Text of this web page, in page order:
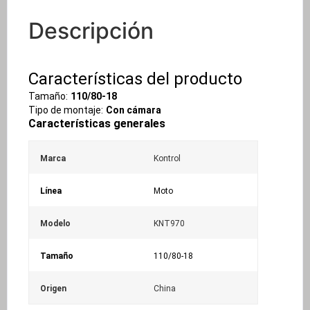
Descripción
Características del producto
Tamaño: 110/80-18
Tipo de montaje: Con cámara
Características generales
Marca Kontrol
Línea Moto
Modelo KNT970
Tamaño 110/80-18
Origen China